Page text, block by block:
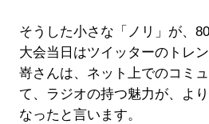
そうした小さな「ノリ」が、
大会当日はツイッターのトレ
嵜さんは、ネット上でのコミ
て、ラジオの持つ魅力が、よ
なったと言います。